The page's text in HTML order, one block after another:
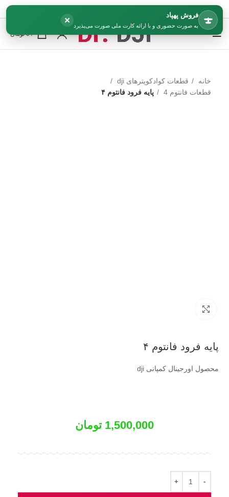
فروش پهپاد
به صورت حضوری و با ارائه کارت ملی صورت می‌پذیرد
×
/
0 تومان
خانه
قطعات کوادکوپترهای dji
قطعات فانتوم 4
پایه فرود فانتوم ۴
پایه فرود فانتوم ۴
محصول اورجینال کمپانی dji
1,500,000 تومان